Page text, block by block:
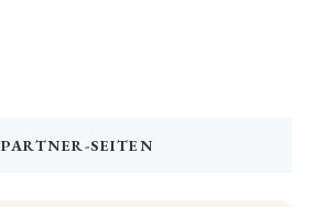
PARTNER-SEITEN